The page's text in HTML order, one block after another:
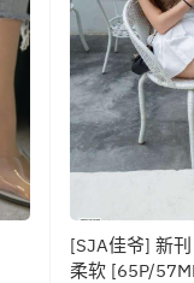
[SJA佳爷] 新
柔软 [65P/